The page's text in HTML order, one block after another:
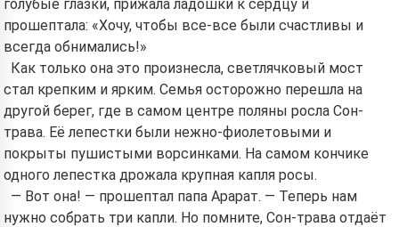
голубые глазки, прижала ладошки к сердцу и
прошептала: «Хочу, чтобы все-все были счастливы и
всегда обнимались!»
Как только она это произнесла, светлячковый мост
стал крепким и ярким. Семья осторожно перешла на
другой берег, где в самом центре поляны росла Сон-
трава. Её лепестки были нежно-фиолетовыми и
покрыты пушистыми ворсинками. На самом кончике
одного лепестка дрожала крупная капля росы.
— Вот она! — прошептал папа Арарат. — Теперь нам
нужно собрать три капли. Но помните, Сон-трава отдаёт